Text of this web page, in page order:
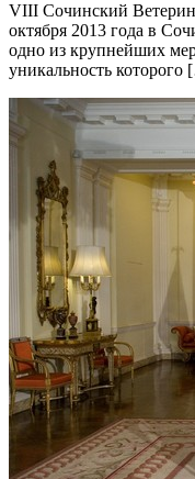
VIII Сочинский
октября 2013 года в
одно из крупнейших
уникальность